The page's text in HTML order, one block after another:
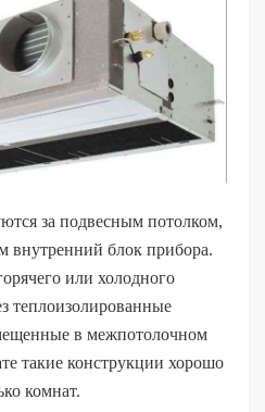
за подвесным потолком,
блок прибора.
или холодного
теплоизолированные
в межпотолочном
такие конструкции хорошо
комнат.